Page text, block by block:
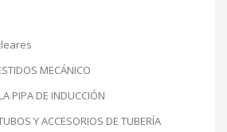
MECÁNICO
PIPA DE INDUCCIÓN
Y ACCESORIOS DE TUBERÍA